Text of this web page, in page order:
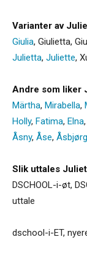
Varianter av
Giulia, Giulietta,
Julietta, Juliette,
Andre som liker
Märtha, Mirabella,
Holly, Fatima, Elna,
Åsny, Åse, Åsbjørg
Slik uttales
DSCHOOL-i-øt,
uttale
dschool-i-ET,